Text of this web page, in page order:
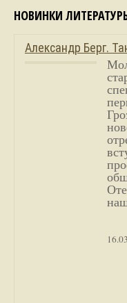
НОВИНКИ
Александр Берг.